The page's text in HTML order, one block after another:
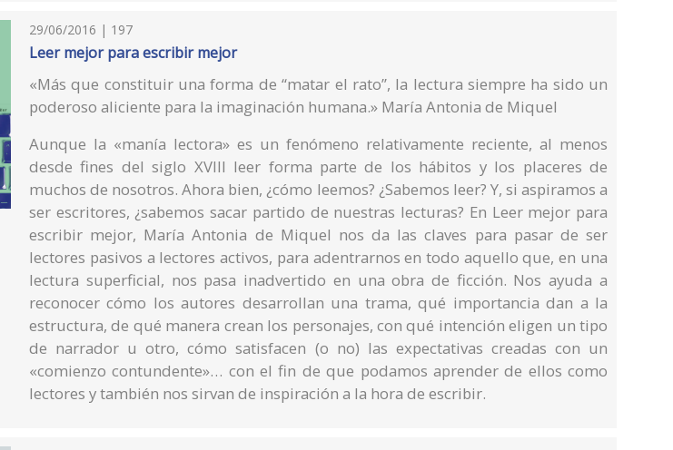
29/06/2016 | 197
Leer mejor para escribir mejor
«Más que constituir una forma de “matar el rato”, la lectura siempre ha sido un
poderoso aliciente para la imaginación humana.» María Antonia de Miquel
Aunque la «manía lectora» es un fenómeno relativamente reciente, al menos
desde fines del siglo XVIII leer forma parte de los hábitos y los placeres de
muchos de nosotros. Ahora bien, ¿cómo leemos? ¿Sabemos leer? Y, si aspiramos a
ser escritores, ¿sabemos sacar partido de nuestras lecturas? En Leer mejor para
escribir mejor, María Antonia de Miquel nos da las claves para pasar de ser
lectores pasivos a lectores activos, para adentrarnos en todo aquello que, en una
lectura superficial, nos pasa inadvertido en una obra de ficción. Nos ayuda a
reconocer cómo los autores desarrollan una trama, qué importancia dan a la
estructura, de qué manera crean los personajes, con qué intención eligen un tipo
de narrador u otro, cómo satisfacen (o no) las expectativas creadas con un
«comienzo contundente»… con el fin de que podamos aprender de ellos como
lectores y también nos sirvan de inspiración a la hora de escribir.